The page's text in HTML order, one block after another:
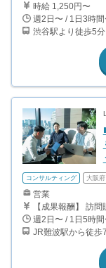
時給 1,250円〜
週2日〜 / 1日3時間
コンサルティング 大阪府
営業
週2日〜 / 1日5時間